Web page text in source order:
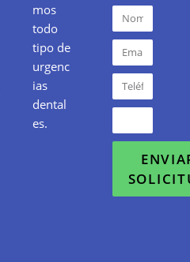
mos
todo
tipo de
urgenc
ias
dental
es.